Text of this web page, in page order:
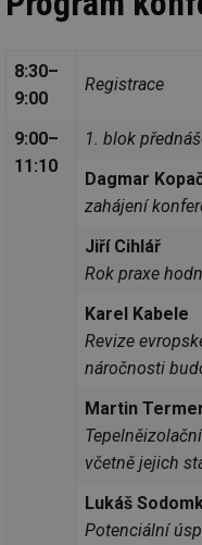
8:30–
9:00
Registrace
9:00–
11:10
1. blok
Dagmar
zahájení
Jiří Cihlář
Rok praxe
Karel Kabele
Revize
náročnosti
Martin
včetně jejich
Lukáš
Potenciální